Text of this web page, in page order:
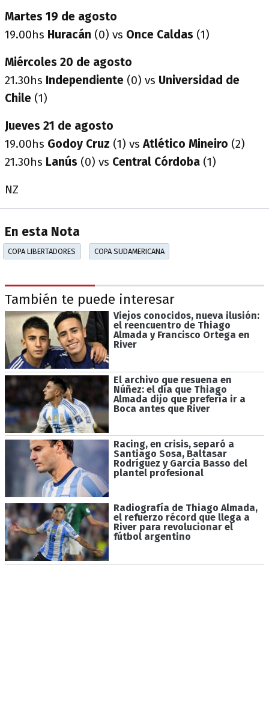
Martes 19 de agosto
19.00hs Huracán (0) vs Once Caldas (1)
Miércoles 20 de agosto
21.30hs Independiente (0) vs Universidad de
Chile (1)
Jueves 21 de agosto
19.00hs Godoy Cruz (1) vs Atlético Mineiro (2)
21.30hs Lanús (0) vs Central Córdoba (1)
NZ
En esta Nota
COPA LIBERTADORES COPA SUDAMERICANA
También te puede interesar
Viejos conocidos, nueva ilusión:
el reencuentro de Thiago
Almada y Francisco Ortega en
River
El archivo que resuena en
Núñez: el día que Thiago
Almada dijo que prefería ir a
Boca antes que River
Racing, en crisis, separó a
Santiago Sosa, Baltasar
Rodríguez y García Basso del
plantel profesional
Radiografía de Thiago Almada,
el refuerzo récord que llega a
River para revolucionar el
fútbol argentino